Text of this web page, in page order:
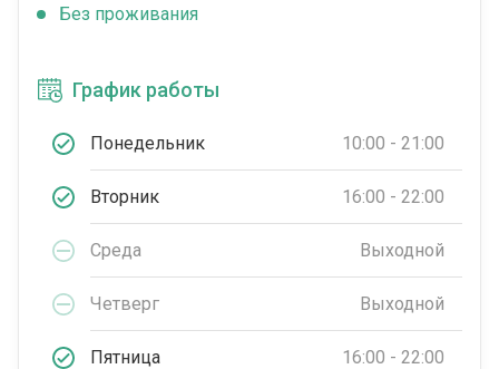
Без проживания
График работы
Понедельник 10:00 - 21:00
Вторник 16:00 - 22:00
Среда Выходной
Четверг Выходной
Пятница 16:00 - 22:00